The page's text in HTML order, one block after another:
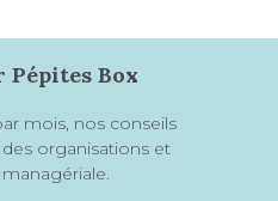
Box
mois, nos conseils
organisations et